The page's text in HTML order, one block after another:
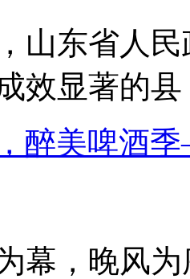
东省人民
效显著的
醉美啤酒
，晚风为